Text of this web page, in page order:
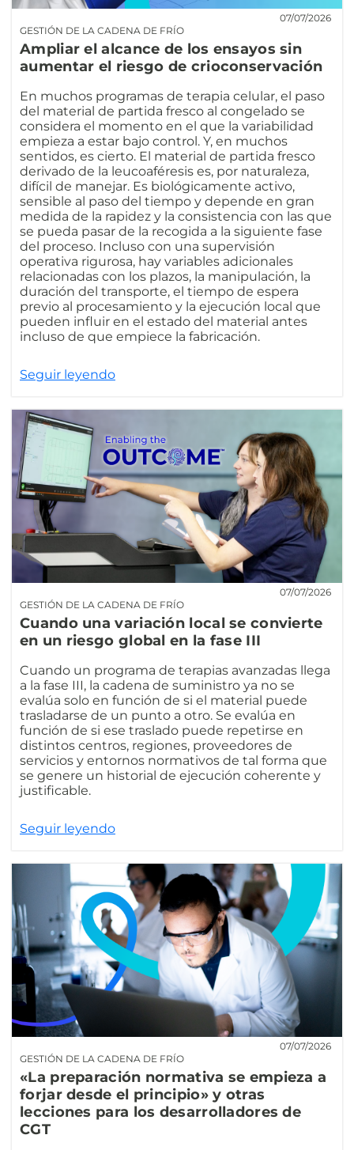
GESTIÓN DE LA CADENA DE FRÍO
07/07/2026
Ampliar el alcance de los ensayos sin
aumentar el riesgo de crioconservación
En muchos programas de terapia celular, el paso
del material de partida fresco al congelado se
considera el momento en el que la variabilidad
empieza a estar bajo control. Y, en muchos
sentidos, es cierto. El material de partida fresco
derivado de la leucoaféresis es, por naturaleza,
difícil de manejar. Es biológicamente activo,
sensible al paso del tiempo y depende en gran
medida de la rapidez y la consistencia con las que
se pueda pasar de la recogida a la siguiente fase
del proceso. Incluso con una supervisión
operativa rigurosa, hay variables adicionales
relacionadas con los plazos, la manipulación, la
duración del transporte, el tiempo de espera
previo al procesamiento y la ejecución local que
pueden influir en el estado del material antes
incluso de que empiece la fabricación.
Seguir leyendo
GESTIÓN DE LA CADENA DE FRÍO
07/07/2026
Cuando una variación local se convierte
en un riesgo global en la fase III
Cuando un programa de terapias avanzadas llega
a la fase III, la cadena de suministro ya no se
evalúa solo en función de si el material puede
trasladarse de un punto a otro. Se evalúa en
función de si ese traslado puede repetirse en
distintos centros, regiones, proveedores de
servicios y entornos normativos de tal forma que
se genere un historial de ejecución coherente y
justificable.
Seguir leyendo
GESTIÓN DE LA CADENA DE FRÍO
07/07/2026
«La preparación normativa se empieza a
forjar desde el principio» y otras
lecciones para los desarrolladores de
CGT